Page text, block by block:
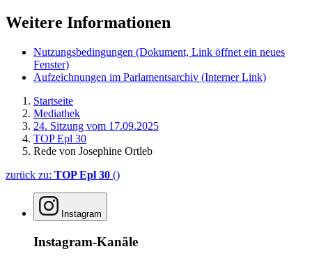
Weitere Informationen
Nutzungsbedingungen (Dokument, Link öffnet ein neues
Fenster)
Aufzeichnungen im Parlamentsarchiv (Interner Link)
Startseite
Mediathek
24. Sitzung vom 17.09.2025
TOP Epl 30
Rede von Josephine Ortleb
zurück zu: TOP Epl 30 ()
Instagram
Instagram-Kanäle